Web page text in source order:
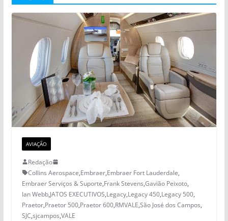
AVIAÇÃO
Redação
Collins Aerospace,Embraer,Embraer Fort Lauderdale,
Embraer Serviços & Suporte,Frank Stevens,Gavião Peixoto,
Ian Webb,JATOS EXECUTIVOS,Legacy,Legacy 450,Legacy 500,
Praetor,Praetor 500,Praetor 600,RMVALE,São José dos Campos,
SJC,sjcampos,VALE